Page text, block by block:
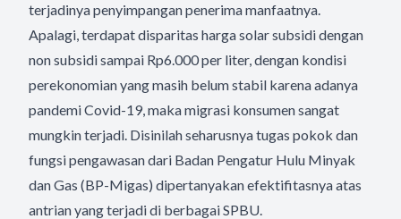
terjadinya penyimpangan penerima manfaatnya.
Apalagi, terdapat disparitas harga solar subsidi dengan
non subsidi sampai Rp6.000 per liter, dengan kondisi
perekonomian yang masih belum stabil karena adanya
pandemi Covid-19, maka migrasi konsumen sangat
mungkin terjadi. Disinilah seharusnya tugas pokok dan
fungsi pengawasan dari Badan Pengatur Hulu Minyak
dan Gas (BP-Migas) dipertanyakan efektifitasnya atas
antrian yang terjadi di berbagai SPBU.